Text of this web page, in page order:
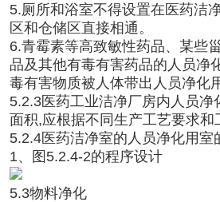
5.厕所和浴室不得设置在医药洁
区和仓储区直接相通。
6.青霉素等高致敏性药品、某些
品及其他有毒有害药品的人员净
毒有害物质被人体带出人员净化
5.2.3医药工业洁净厂房内人员净
面积,应根据不同生产工艺要求和
5.2.4医药洁净室的人员净化用室
1、图5.2.4-2的程序设计
5.3物料净化